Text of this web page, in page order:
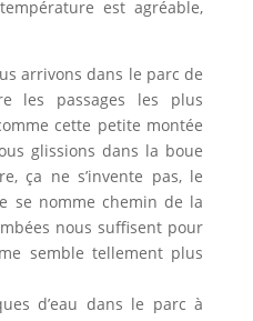
est agréable,
arrivons dans le parc de
les passages les plus
cette petite montée
glissions dans la boue
ça ne s’invente pas, le
se nomme chemin de la
nous suffisent pour
semble tellement plus
d’eau dans le parc à